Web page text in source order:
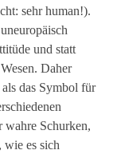
sehr human!).
und statt
Daher
das Symbol für
wahre Schurken,
wie es sich